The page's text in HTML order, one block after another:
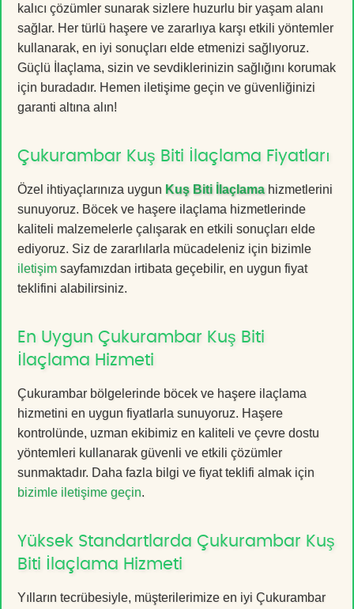
kalıcı çözümler sunarak sizlere huzurlu bir yaşam alanı
sağlar. Her türlü haşere ve zararlıya karşı etkili yöntemler
kullanarak, en iyi sonuçları elde etmenizi sağlıyoruz.
Güçlü İlaçlama, sizin ve sevdiklerinizin sağlığını korumak
için buradadır. Hemen iletişime geçin ve güvenliğinizi
garanti altına alın!
Çukurambar Kuş Biti İlaçlama Fiyatları
Özel ihtiyaçlarınıza uygun Kuş Biti İlaçlamahizmetlerini
sunuyoruz. Böcek ve haşere ilaçlama hizmetlerinde
kaliteli malzemelerle çalışarak en etkili sonuçları elde
ediyoruz. Siz de zararlılarla mücadeleniz için bizimle
iletişim sayfamızdan irtibata geçebilir, en uygun fiyat
teklifini alabilirsiniz.
En Uygun Çukurambar Kuş Biti
İlaçlama Hizmeti
Çukurambar bölgelerinde böcek ve haşere ilaçlama
hizmetini en uygun fiyatlarla sunuyoruz. Haşere
kontrolünde, uzman ekibimiz en kaliteli ve çevre dostu
yöntemleri kullanarak güvenli ve etkili çözümler
sunmaktadır. Daha fazla bilgi ve fiyat teklifi almak için
bizimle iletişime geçin.
Yüksek Standartlarda Çukurambar Kuş
Biti İlaçlama Hizmeti
Yılların tecrübesiyle, müşterilerimize en iyi Çukurambar